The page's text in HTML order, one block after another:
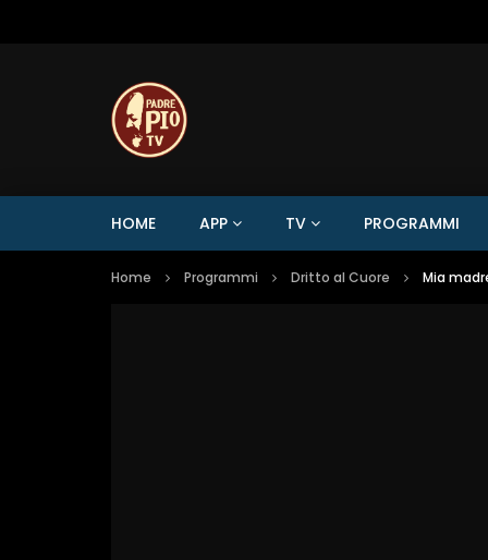
HOME APP TV PROGRAMMI
Home Programmi Dritto al Cuore Mia